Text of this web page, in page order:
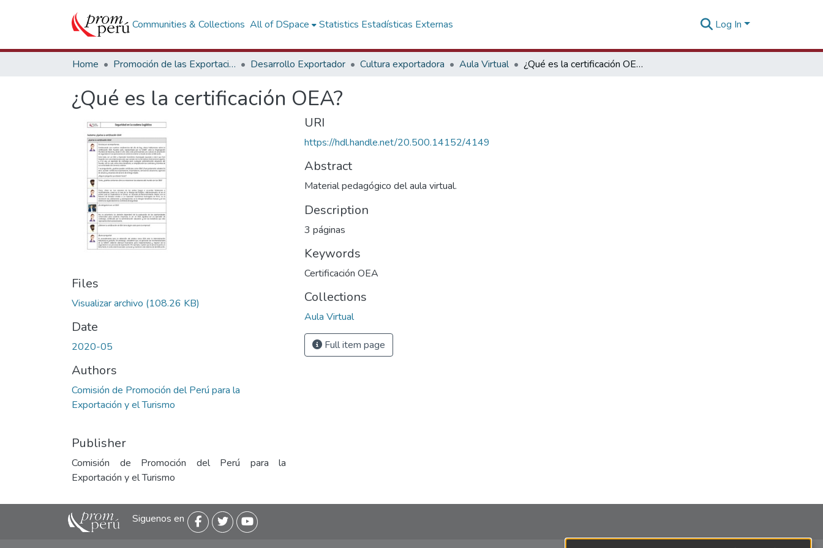
Communities & Collections All of DSpace Statistics Estadísticas Externas Log In
Home Promoción de las Exportaciones Desarrollo Exportador Cultura exportadora Aula Virtual ¿Qué es la certificación OEA?
¿Qué es la certificación OEA?
Files
Visualizar archivo (108.26 KB)
Date
2020-05
Authors
Comisión de Promoción del Perú para la
Exportación y el Turismo
Publisher
Comisión de Promoción del Perú para la
Exportación y el Turismo
URI
https://hdl.handle.net/20.500.14152/4149
Abstract
Material pedagógico del aula virtual.
Description
3 páginas
Keywords
Certificación OEA
Collections
Aula Virtual
Full item page
Siguenos en